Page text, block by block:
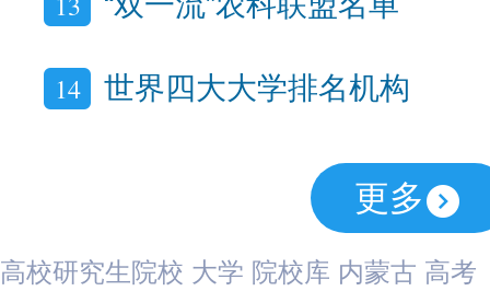
14 世界四大大学排名机构
更多
高校研究生院校 大学 院校库 内蒙古 高考